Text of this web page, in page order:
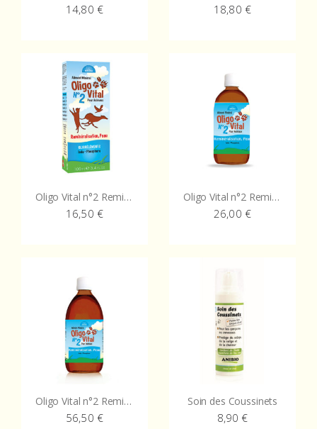
14,80 € 18,80 €
Oligo Vital n°2 Reminéralisation – Peau
16,50 €
Oligo Vital n°2 Reminéralisation – Peau
26,00 €
Oligo Vital n°2 Reminéralisation – Peau
56,50 €
Soin des Coussinets
8,90 €